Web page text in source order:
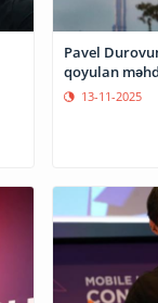
Pavel
qoyulan
13-11-2025